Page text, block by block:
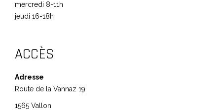
mercredi 8-11h
jeudi 16-18h
ACCÈS
Adresse
Route de la Vannaz 19
1565 Vallon